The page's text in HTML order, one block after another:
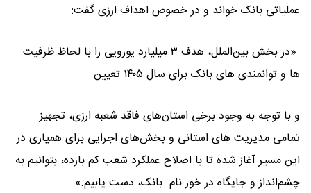
عملیاتی بانک خواند و در خصوص اهداف ارزی گفت:
«در بخش بین‌الملل، هدف ۳ میلیارد یورویی را با لحاظ ظرفیت
ها و توانمندی های بانک برای سال ۱۴۰۵ تعیین
و با توجه به وجود برخی استان‌های فاقد شعبه ارزی، تجهیز
تمامی مدیریت های استانی و بخش‌های اجرایی برای همیاری در
این مسیر آغاز شده تا با اصلاح عملکرد شعب کم‌ بازده، بتوانیم به
چشم‌انداز و جایگاه در خور نام بانک، دست یابیم.»